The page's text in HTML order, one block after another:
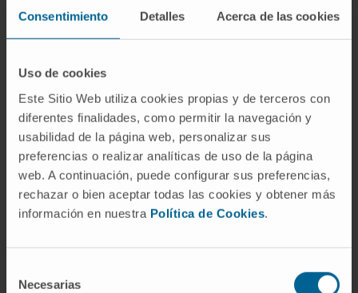
Consentimiento Detalles Acerca de las cookies
Uso de cookies
Este Sitio Web utiliza cookies propias y de terceros con
diferentes finalidades, como permitir la navegación y
usabilidad de la página web, personalizar sus
preferencias o realizar analíticas de uso de la página
web. A continuación, puede configurar sus preferencias,
rechazar o bien aceptar todas las cookies y obtener más
información en nuestra Política de Cookies.
Necesarias
Spécialiste
Dr. María Reyes Bergillos Giménez
Spécialiste
Service d’Anatomie Pathologique
Siège de Madrid
Dr. Mauricio Cambeiro Vázquez